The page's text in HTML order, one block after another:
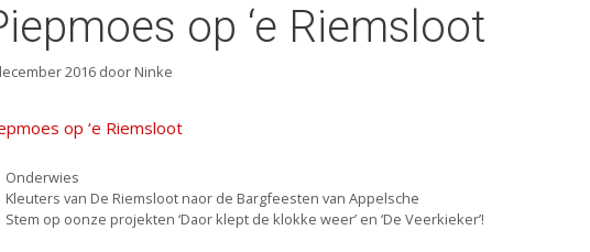
op ‘e Riemsloot
2016 door Ninke
op ‘e Riemsloot
Categorieën
Onderwies
Kleuters van De Riemsloot naor de Bargfeesten van Appelsche
Stem op oonze projekten ‘Daor klept de klokke weer’ en ‘De Veerkieker’!